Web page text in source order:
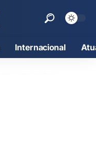
Internacional